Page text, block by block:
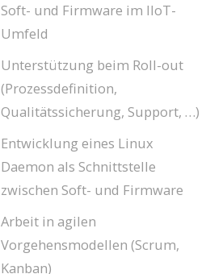
Soft- und Firmware im IIoT-
Umfeld
Unterstützung beim Roll-out
(Prozessdefinition,
Qualitätssicherung, Support, …)
Entwicklung eines Linux
Daemon als Schnittstelle
zwischen Soft- und Firmware
Arbeit in agilen
Vorgehensmodellen (Scrum,
Kanban)